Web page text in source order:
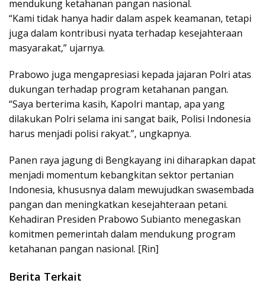
mendukung ketahanan pangan nasional.
“Kami tidak hanya hadir dalam aspek keamanan, tetapi
juga dalam kontribusi nyata terhadap kesejahteraan
masyarakat,” ujarnya.
Prabowo juga mengapresiasi kepada jajaran Polri atas
dukungan terhadap program ketahanan pangan.
“Saya berterima kasih, Kapolri mantap, apa yang
dilakukan Polri selama ini sangat baik, Polisi Indonesia
harus menjadi polisi rakyat.”, ungkapnya.
Panen raya jagung di Bengkayang ini diharapkan dapat
menjadi momentum kebangkitan sektor pertanian
Indonesia, khususnya dalam mewujudkan swasembada
pangan dan meningkatkan kesejahteraan petani.
Kehadiran Presiden Prabowo Subianto menegaskan
komitmen pemerintah dalam mendukung program
ketahanan pangan nasional. [Rin]
Berita Terkait